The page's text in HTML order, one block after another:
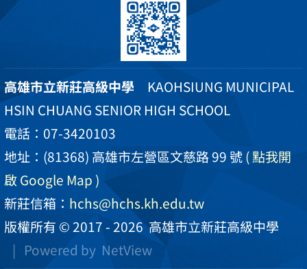
高雄市立新莊高級中學 KAOHSIUNG MUNICIPAL
HSIN CHUANG SENIOR HIGH SCHOOL
電話：07-3420103
地址：(81368) 高雄市左營區文慈路 99 號( 點我開
啟 Google Map )
新莊信箱： hchs@hchs.kh.edu.tw
版權所有 © 2017 - 2026高雄市立新莊高級中學
| Powered by NetView